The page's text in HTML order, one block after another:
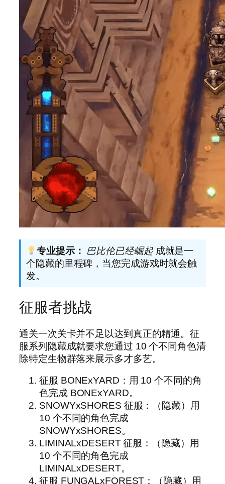
专业提示： 巴比伦已经崛起成就是一
个隐藏的里程碑，当您完成游戏时就会触
发。
征服者挑战
通关一次关卡并不足以达到真正的精通。征
服系列隐藏成就要求您通过 10 个不同角色清
除特定生物群落来展示多才多艺。
征服 BONExYARD：用 10 个不同的角
色完成 BONExYARD。
SNOWYxSHORES 征服：（隐藏）用
10 个不同的角色完成
SNOWYxSHORES。
LIMINALxDESERT 征服：（隐藏）用
10 个不同的角色完成
LIMINALxDESERT。
征服 FUNGALxFOREST：（隐藏）用